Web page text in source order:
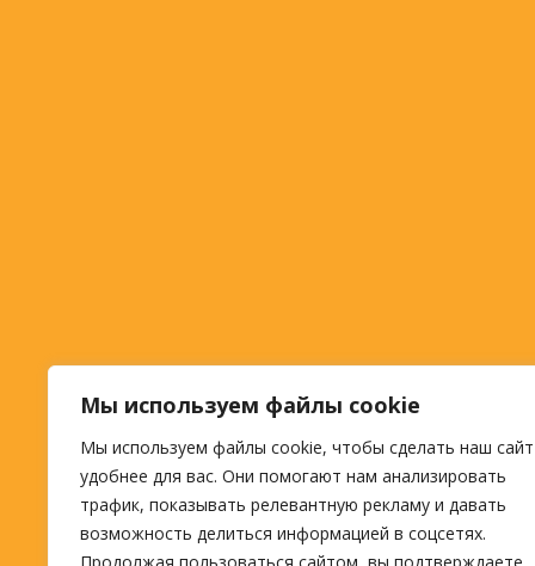
Мы используем файлы cookie
Мы используем файлы cookie, чтобы сделать наш сайт
удобнее для вас. Они помогают нам анализировать
трафик, показывать релевантную рекламу и давать
возможность делиться информацией в соцсетях.